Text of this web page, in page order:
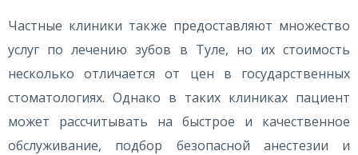
Частные клиники также предоставляют множество
услуг по лечению зубов в Туле, но их стоимость
несколько отличается от цен в государственных
стоматологиях. Однако в таких клиниках пациент
может рассчитывать на быстрое и качественное
обслуживание, подбор безопасной анестезии и